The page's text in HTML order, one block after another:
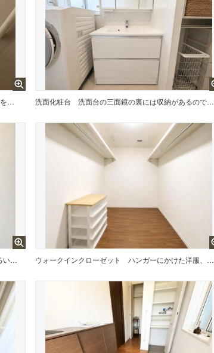
各フロア1カ所ずつシャワー機能付トイレを設置しており、忙しい朝の混雑も解消！ 洗面化粧台 洗面台の三面鏡の裏には収納があるので、見られたくないものの収納に便利
南向きならではの恵まれた採光・通風。明るいお部屋は開放感がありますね。 ウォークインクローゼット ハンガーにかけた洋服、帽子やバッグ他収納した物を見渡すことができ整理整頓がしやすい！